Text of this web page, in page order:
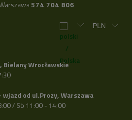
574 704 806
Bielany Wrocławskie
wjazd od ul.Prozy, Warszawa
/ Sb 11:00 - 14:00